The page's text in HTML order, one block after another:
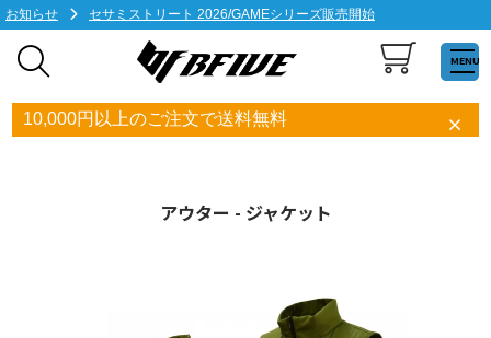
お知らせ セサミストリート 2026/GAMEシリーズ販売開始
MENU
10,000円以上のご注文で送料無料
アウター - ジャケット